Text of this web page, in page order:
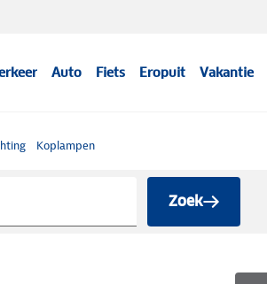
Auto Fiets Eropuit Vakantie
Koplampen
Zoek